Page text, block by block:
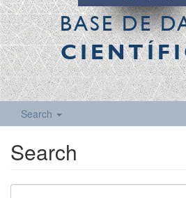
BASE DE
Search
Search